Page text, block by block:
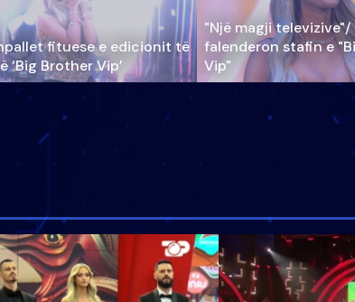
fituese e edicionit të
‘Big Brother Vip’
"Një magji televizive"/
falenderon stafin e
Vip"